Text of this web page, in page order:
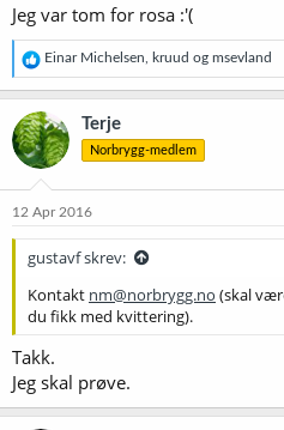
Jeg var tom for rosa :'(
R
e
a
k
s
j
o
e
Einar Michelsen kruud og msevland
Terje
Norbrygg-medlem
12 Apr 2016
gustavf skrev:
Kontakt nm@norbrygg.no (skal
du fikk med kvittering).
Takk.
Jeg skal prøve.